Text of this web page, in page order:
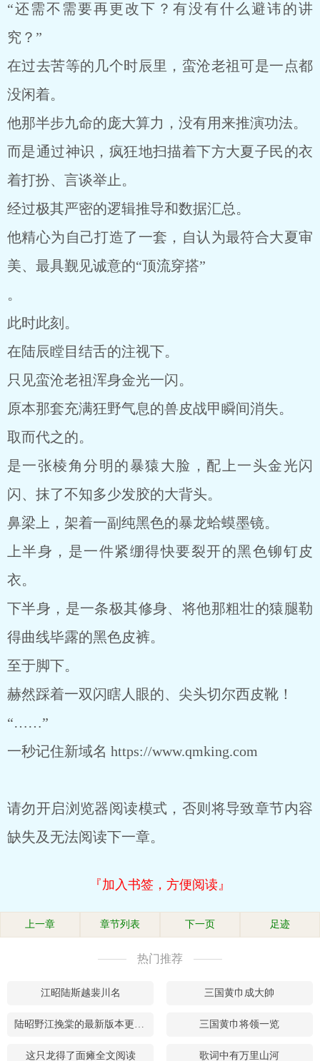
“还需不需要再更改下？有没有什么避讳的讲
究？”
在过去苦等的几个时辰里，蛮沧老祖可是一点都
没闲着。
他那半步九命的庞大算力，没有用来推演功法。
而是通过神识，疯狂地扫描着下方大夏子民的衣
着打扮、言谈举止。
经过极其严密的逻辑推导和数据汇总。
他精心为自己打造了一套，自认为最符合大夏审
美、最具觐见诚意的“顶流穿搭”
。
此时此刻。
在陆辰瞠目结舌的注视下。
只见蛮沧老祖浑身金光一闪。
原本那套充满狂野气息的兽皮战甲瞬间消失。
取而代之的。
是一张棱角分明的暴猿大脸，配上一头金光闪
闪、抹了不知多少发胶的大背头。
鼻梁上，架着一副纯黑色的暴龙蛤蟆墨镜。
上半身，是一件紧绷得快要裂开的黑色铆钉皮
衣。
下半身，是一条极其修身、将他那粗壮的猿腿勒
得曲线毕露的黑色皮裤。
至于脚下。
赫然踩着一双闪瞎人眼的、尖头切尔西皮靴！
“……”
一秒记住新域名 https://www.qmking.com
请勿开启浏览器阅读模式，否则将导致章节内容
缺失及无法阅读下一章。
『加入书签，方便阅读』
上一章 章节列表 下一页 足迹
热门推荐
江昭陆斯越裴川名 三国黄巾成大帥
陆昭野江挽棠的最新版本更新时 三国黄巾将领一览
这只龙得了面瘫全文阅读 歌词中有万里山河